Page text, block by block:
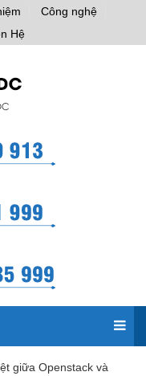
Công nghệ
Hệ
giữa Openstack và